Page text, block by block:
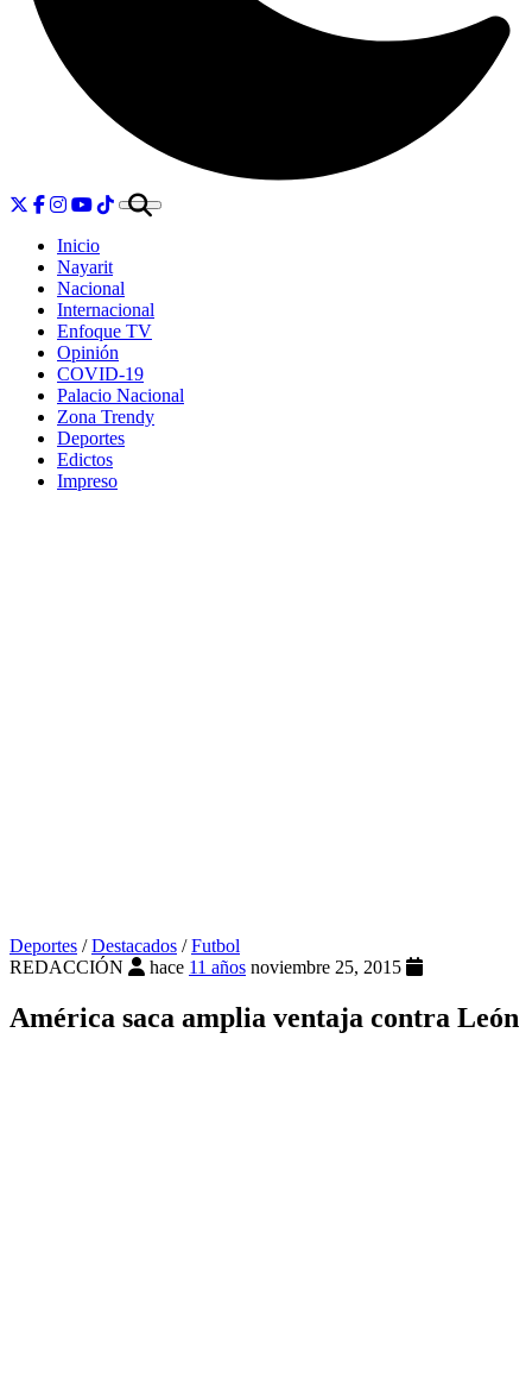
Inicio
Nayarit
Nacional
Internacional
Enfoque TV
Opinión
COVID-19
Palacio Nacional
Zona Trendy
Deportes
Edictos
Impreso
Deportes /Destacados /Futbol
REDACCIÓN
hace 11 años noviembre 25, 2015
América saca amplia ventaja contra León